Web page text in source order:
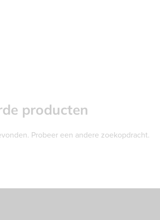
producten
Probeer een andere zoekopdracht.